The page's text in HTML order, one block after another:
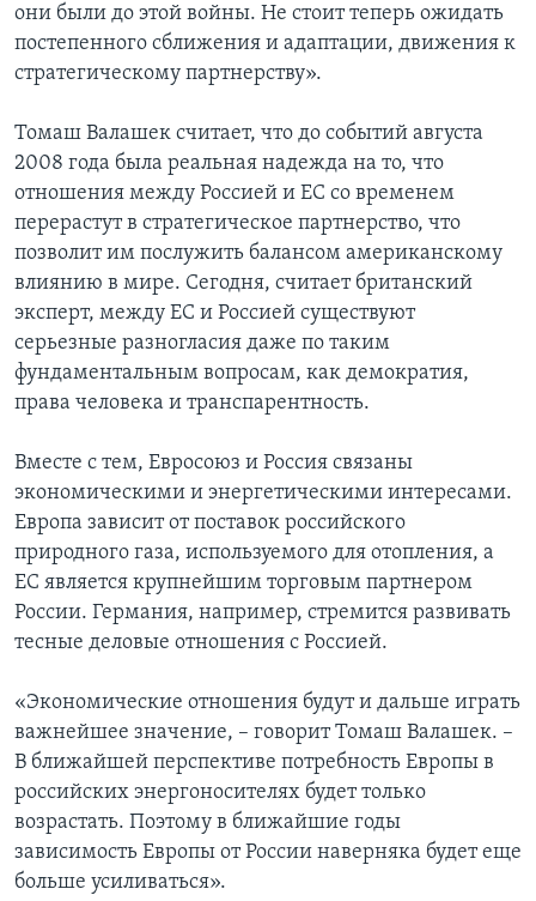
они были до этой войны. Не стоит теперь ожидать
постепенного сближения и адаптации, движения к
стратегическому партнерству».
Томаш Валашек считает, что до событий августа
2008 года была реальная надежда на то, что
отношения между Россией и ЕС со временем
перерастут в стратегическое партнерство, что
позволит им послужить балансом американскому
влиянию в мире. Сегодня, считает британский
эксперт, между ЕС и Россией существуют
серьезные разногласия даже по таким
фундаментальным вопросам, как демократия,
права человека и транспарентность.
Вместе с тем, Евросоюз и Россия связаны
экономическими и энергетическими интересами.
Европа зависит от поставок российского
природного газа, используемого для отопления, а
ЕС является крупнейшим торговым партнером
России. Германия, например, стремится развивать
тесные деловые отношения с Россией.
«Экономические отношения будут и дальше играть
важнейшее значение, – говорит Томаш Валашек. –
В ближайшей перспективе потребность Европы в
российских энергоносителях будет только
возрастать. Поэтому в ближайшие годы
зависимость Европы от России наверняка будет еще
больше усиливаться».